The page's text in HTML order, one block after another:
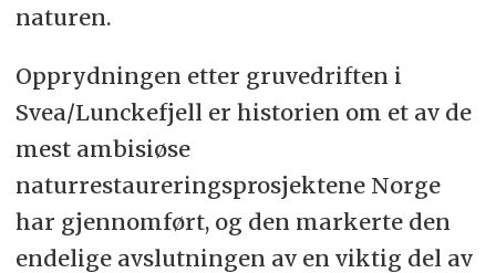
naturen.
Opprydningen etter gruvedriften i
Svea/Lunckefjell er historien om et av de
mest ambisiøse
naturrestaureringsprosjektene Norge
har gjennomført, og den markerte den
endelige avslutningen av en viktig del av